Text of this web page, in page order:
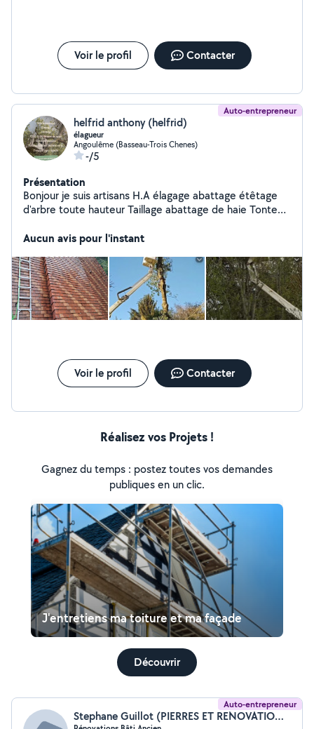
Voir le profil Contacter
Auto-entrepreneur
helfrid anthony (helfrid)
élagueur
Angoulême (Basseau-Trois Chenes)
-/5
Présentation
Bonjour je suis artisans H.A élagage abattage étêtage
d'arbre toute hauteur Taillage abattage de haie Tonte
végétaux gravât Pose de clôture Je fait aussi Nettoyage
réparation de gouttière Plus petit travaux
Aucun avis pour l'instant
Voir le profil Contacter
Réalisez vos Projets !
Gagnez du temps : postez toutes vos demandes
publiques en un clic.
J'entretiens ma toiture et ma façade
Découvrir
Auto-entrepreneur
Stephane Guillot (PIERRES ET RENOVATIONS)